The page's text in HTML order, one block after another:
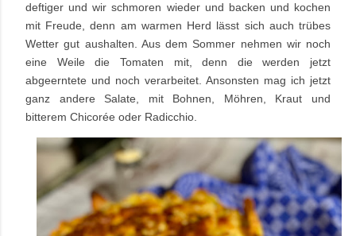
deftiger und wir schmoren wieder und backen und kochen
mit Freude, denn am warmen Herd lässt sich auch trübes
Wetter gut aushalten. Aus dem Sommer nehmen wir noch
eine Weile die Tomaten mit, denn die werden jetzt
abgeerntete und noch verarbeitet. Ansonsten mag ich jetzt
ganz andere Salate, mit Bohnen, Möhren, Kraut und
bitterem Chicorée oder Radicchio.